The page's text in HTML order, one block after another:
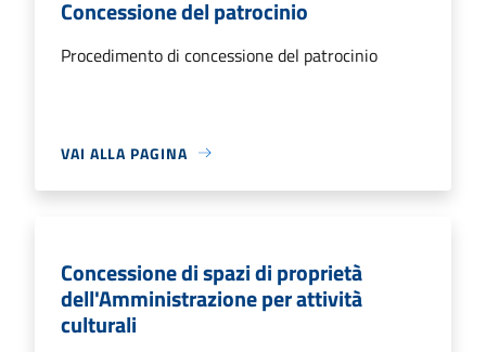
Concessione del patrocinio
Procedimento di concessione del patrocinio
VAI ALLA PAGINA
Concessione di spazi di proprietà
dell'Amministrazione per attività
culturali